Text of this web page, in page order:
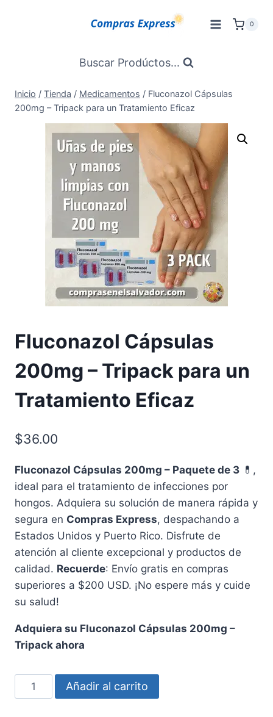
0
Buscar Prodúctos...
Inicio / Tienda / Medicamentos / Fluconazol Cápsulas
200mg – Tripack para un Tratamiento Eficaz
Fluconazol Cápsulas
200mg – Tripack para un
Tratamiento Eficaz
$36.00
Fluconazol Cápsulas 200mg – Paquete de 3 💊,
ideal para el tratamiento de infecciones por
hongos. Adquiera su solución de manera rápida y
segura en Compras Express, despachando a
Estados Unidos y Puerto Rico. Disfrute de
atención al cliente excepcional y productos de
calidad. Recuerde: Envío gratis en compras
superiores a $200 USD. ¡No espere más y cuide
su salud!
Adquiera su Fluconazol Cápsulas 200mg –
Tripack ahora
Fluconazol
Cápsulas
Añadir al carrito